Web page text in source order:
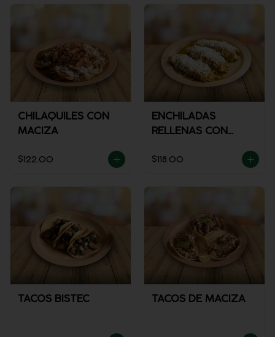
CHILAQUILES CON
MACIZA
$122.00
ENCHILADAS
RELLENAS CON
$118.00
TACOS BISTEC TACOS DE MACIZA